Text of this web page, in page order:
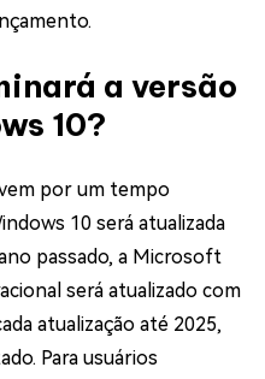
a versão
10?
por um tempo
10 será atualizada
passado, a Microsoft
será atualizado com
atualização até 2025,
Para usuários